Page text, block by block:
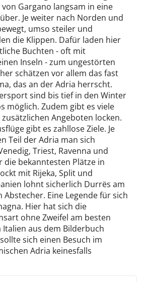
Gargano langsam in eine
Je weiter nach Norden und
umso steiler und
die Klippen. Dafür laden hier
Buchten - oft mit
Inseln - zum ungestörten
schätzen vor allem das fast
das an der Adria herrscht.
sind bis tief in den Winter
möglich. Zudem gibt es viele
Angeboten locken.
gibt es zahllose Ziele. Je
Teil der Adria man sich
Triest, Ravenna und
die bekanntesten Plätze in
mit Rijeka, Split und
lohnt sicherlich Durrës am
Abstecher. Eine Legende für sich
Hier hat sich die
ohne Zweifel am besten
aus dem Bilderbuch
sich einen Besuch im
Adria keinesfalls